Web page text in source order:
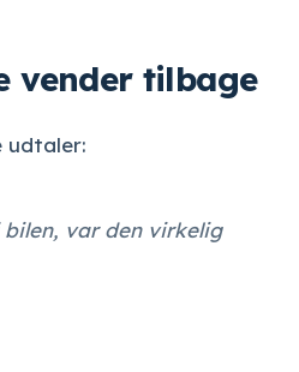
vender tilbage
udtaler:
var den virkelig